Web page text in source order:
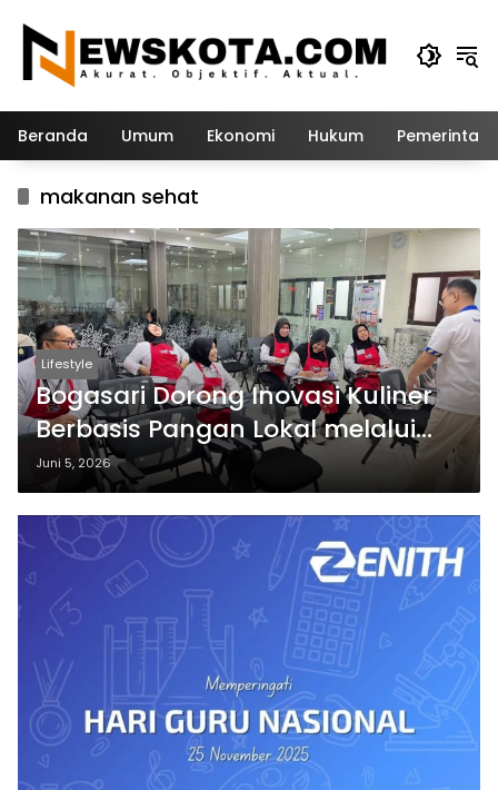
konten
Beranda Umum Ekonomi Hukum
makanan sehat
Lifestyle
Bogasari Dorong Inovasi Kuliner
Berbasis Pangan Lokal melalui
Pelatihan Guru SMKN 3 Kediri
Juni 5, 2026